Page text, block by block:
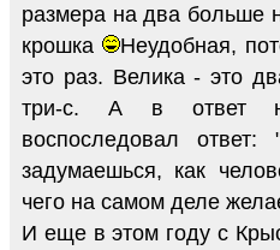
размера на два больше
крошка
Неудобная,
это раз. Велика - это
три-с. А в ответ
воспоследовал
задумаешься, как
чего на самом деле
И еще в этом году с